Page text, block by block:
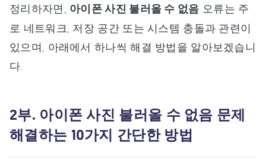
정리하자면, 아이폰 사진 불러올 수 없음 오류는 주
로 네트워크, 저장 공간 또는 시스템 충돌과 관련이
있으며, 아래에서 하나씩 해결 방법을 알아보겠습니
다.
2부. 아이폰 사진 불러올 수 없음 문제
해결하는 10가지 간단한 방법